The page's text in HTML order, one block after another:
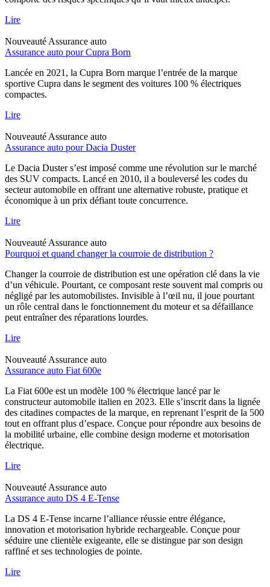
Lire
Nouveauté Assurance auto
Assurance auto pour Cupra Born
Lancée en 2021, la Cupra Born marque l’entrée de la marque
sportive Cupra dans le segment des voitures 100 % électriques
compactes.
Lire
Nouveauté Assurance auto
Assurance auto pour Dacia Duster
Le Dacia Duster s’est imposé comme une révolution sur le marché
des SUV compacts. Lancé en 2010, il a bouleversé les codes du
secteur automobile en offrant une alternative robuste, pratique et
économique à un prix défiant toute concurrence.
Lire
Nouveauté Assurance auto
Pourquoi et quand changer la courroie de distribution ?
Changer la courroie de distribution est une opération clé dans la vie
d’un véhicule. Pourtant, ce composant reste souvent mal compris ou
négligé par les automobilistes. Invisible à l’œil nu, il joue pourtant
un rôle central dans le fonctionnement du moteur et sa défaillance
peut entraîner des réparations lourdes.
Lire
Nouveauté Assurance auto
Assurance auto Fiat 600e
La Fiat 600e est un modèle 100 % électrique lancé par le
constructeur automobile italien en 2023. Elle s’inscrit dans la lignée
des citadines compactes de la marque, en reprenant l’esprit de la 500
tout en offrant plus d’espace. Conçue pour répondre aux besoins de
la mobilité urbaine, elle combine design moderne et motorisation
électrique.
Lire
Nouveauté Assurance auto
Assurance auto DS 4 E-Tense
La DS 4 E-Tense incarne l’alliance réussie entre élégance,
innovation et motorisation hybride rechargeable. Conçue pour
séduire une clientèle exigeante, elle se distingue par son design
raffiné et ses technologies de pointe.
Lire